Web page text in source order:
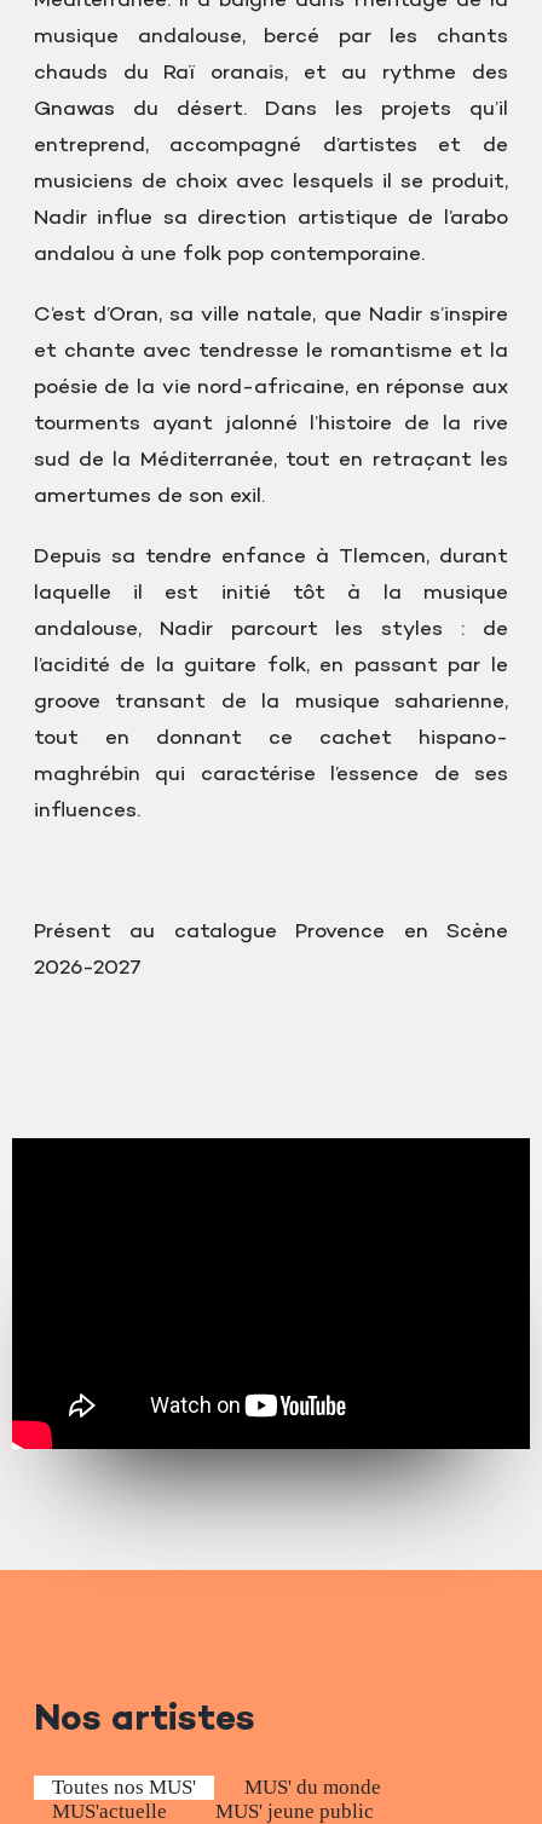
musique andalouse, bercé par les chants
chauds du Raï oranais, et au rythme des
Gnawas du désert. Dans les projets qu’il
entreprend, accompagné d’artistes et de
musiciens de choix avec lesquels il se produit,
Nadir influe sa direction artistique de l’arabo
andalou à une folk pop contemporaine.
C’est d’Oran, sa ville natale, que Nadir s’inspire
et chante avec tendresse le romantisme et la
poésie de la vie nord-africaine, en réponse aux
tourments ayant jalonné l’histoire de la rive
sud de la Méditerranée, tout en retraçant les
amertumes de son exil.
Depuis sa tendre enfance à Tlemcen, durant
laquelle il est initié tôt à la musique
andalouse, Nadir parcourt les styles : de
l’acidité de la guitare folk, en passant par le
groove transant de la musique saharienne,
tout en donnant ce cachet hispano-
maghrébin qui caractérise l’essence de ses
influences.
Présent au catalogue Provence en Scène
2026-2027
Nos artistes
Toutes nos MUS'
MUS' du monde
MUS'actuelle
MUS' jeune public